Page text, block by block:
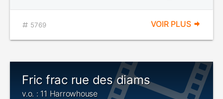
5769 VOIR PLUS
Fric frac rue des diams
v.o. : 11 Harrowhouse